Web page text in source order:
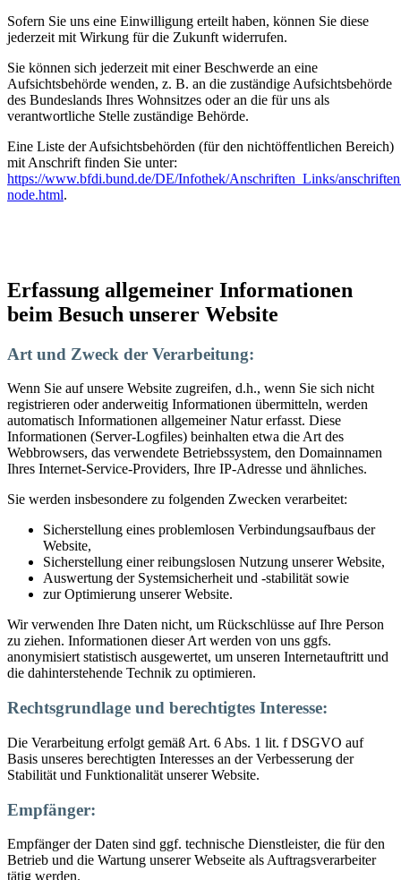
Sofern Sie uns eine Einwilligung erteilt haben, können Sie diese
jederzeit mit Wirkung für die Zukunft widerrufen.
Sie können sich jederzeit mit einer Beschwerde an eine
Aufsichtsbehörde wenden, z. B. an die zuständige Aufsichtsbehörde
des Bundeslands Ihres Wohnsitzes oder an die für uns als
verantwortliche Stelle zuständige Behörde.
Eine Liste der Aufsichtsbehörden (für den nichtöffentlichen Bereich)
mit Anschrift finden Sie unter:
https://www.bfdi.bund.de/DE/Infothek/Anschriften_Links/
node.html.
Erfassung allgemeiner Informationen
beim Besuch unserer Website
Art und Zweck der Verarbeitung:
Wenn Sie auf unsere Website zugreifen, d.h., wenn Sie sich nicht
registrieren oder anderweitig Informationen übermitteln, werden
automatisch Informationen allgemeiner Natur erfasst. Diese
Informationen (Server-Logfiles) beinhalten etwa die Art des
Webbrowsers, das verwendete Betriebssystem, den Domainnamen
Ihres Internet-Service-Providers, Ihre IP-Adresse und ähnliches.
Sie werden insbesondere zu folgenden Zwecken verarbeitet:
Sicherstellung eines problemlosen Verbindungsaufbaus der
Website,
Sicherstellung einer reibungslosen Nutzung unserer Website,
Auswertung der Systemsicherheit und -stabilität sowie
zur Optimierung unserer Website.
Wir verwenden Ihre Daten nicht, um Rückschlüsse auf Ihre Person
zu ziehen. Informationen dieser Art werden von uns ggfs.
anonymisiert statistisch ausgewertet, um unseren Internetauftritt und
die dahinterstehende Technik zu optimieren.
Rechtsgrundlage und berechtigtes Interesse:
Die Verarbeitung erfolgt gemäß Art. 6 Abs. 1 lit. f DSGVO auf
Basis unseres berechtigten Interesses an der Verbesserung der
Stabilität und Funktionalität unserer Website.
Empfänger:
Empfänger der Daten sind ggf. technische Dienstleister, die für den
Betrieb und die Wartung unserer Webseite als Auftragsverarbeiter
tätig werden.